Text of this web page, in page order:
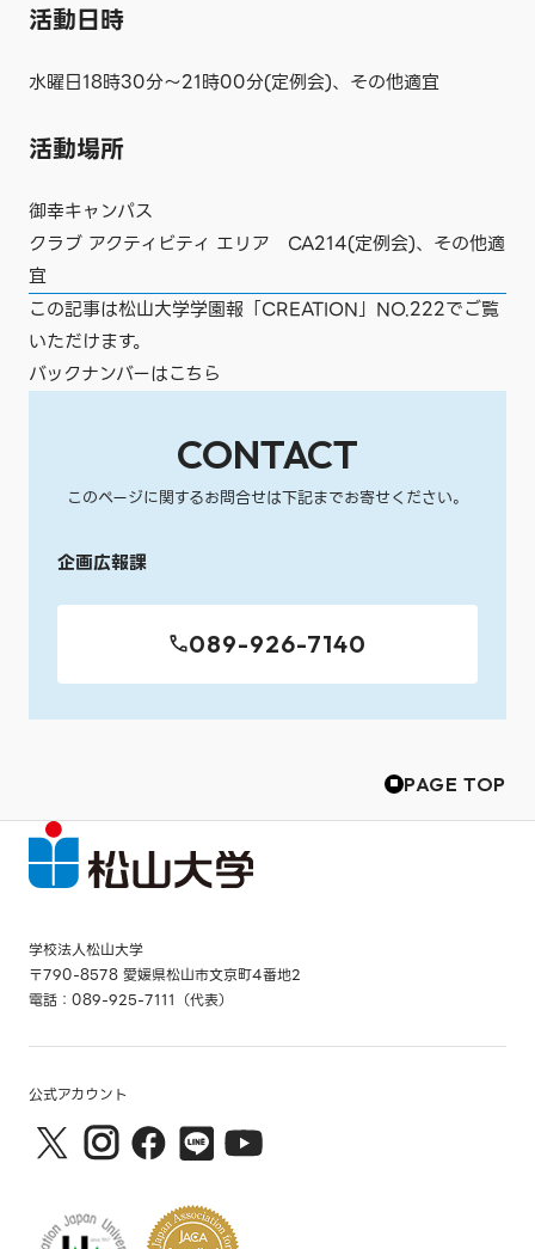
活動日時
水曜日18時30分〜21時00分(定例会)、その他適宜
活動場所
御幸キャンパス
クラブ アクティビティ エリア CA214(定例会)、その他適
宜
この記事は松山大学学園報「CREATION」NO.222でご覧
いただけます。
バックナンバーはこちら
CONTACT
このページに関するお問合せは下記までお寄せください。
企画広報課
089-926-7140
PAGE TOP
学校法人松山大学
〒790-8578 愛媛県松山市文京町4番地2
電話：089-925-7111（代表）
公式アカウント